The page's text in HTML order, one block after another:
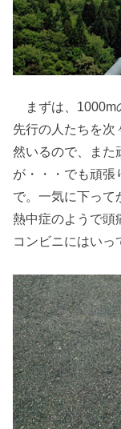
まずは、1000m
先行の人たちを次
然いるので、また
が・・・でも頑張
で。一気に下って
熱中症のようで頭
コンビニにはいっ